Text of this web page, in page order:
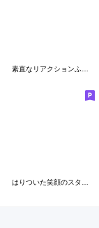
素直なリアクションふたつむすび！